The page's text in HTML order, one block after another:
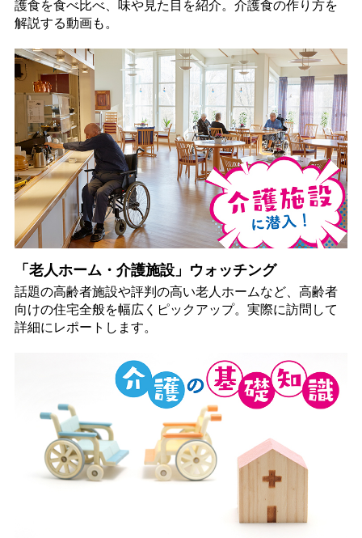
護食を食べ比べ、味や見た目を紹介。介護食の作り方を
解説する動画も。
「老人ホーム・介護施設」ウォッチング
話題の高齢者施設や評判の高い老人ホームなど、高齢者
向けの住宅全般を幅広くピックアップ。実際に訪問して
詳細にレポートします。